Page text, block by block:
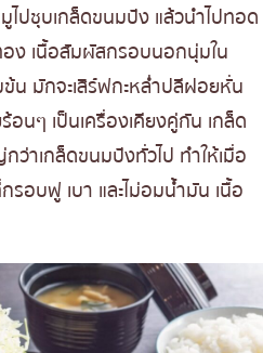
ปชุบเกล็ดขนมปัง แล้วนำไปทอด
ง เนื้อสัมผัสกรอบนอกนุ่มใน
น มักจะเสิร์ฟกะหล่ำปลีฝอยหั่น
อนๆ เป็นเครื่องเคียงคู่กัน เกล็ด
ว่าเกล็ดขนมปังทั่วไป ทำให้เมื่อ
รอบฟู เบา และไม่อมน้ำมัน เนื้อ